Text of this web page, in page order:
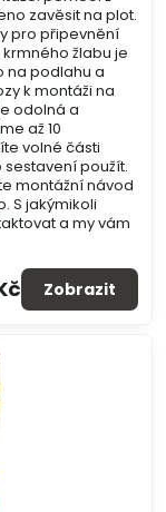
zavěsit na plot.
pro připevnění
žlabu je
na podlahu a
k montáži na
odolná a
až 10
volné části
použít.
montážní návod
S jakýmikoli
a my vám
Zobrazit